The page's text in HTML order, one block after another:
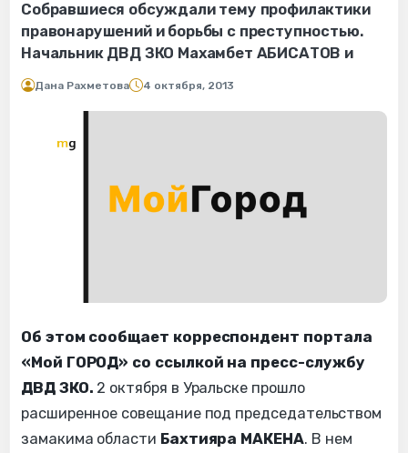
Собравшиеся обсуждали тему профилактики
правонарушений и борьбы с преступностью.
Начальник ДВД ЗКО Махамбет АБИСАТОВ и
Дана Рахметова 4 октября, 2013
Об этом сообщает корреспондент портала
«Мой ГОРОД» со ссылкой на пресс-службу
ДВД ЗКО. 2 октября в Уральске прошло
расширенное совещание под председательством
замакима области Бахтияра МАКЕНА. В нем